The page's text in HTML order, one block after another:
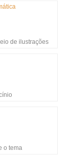
de ilustrações
o tema